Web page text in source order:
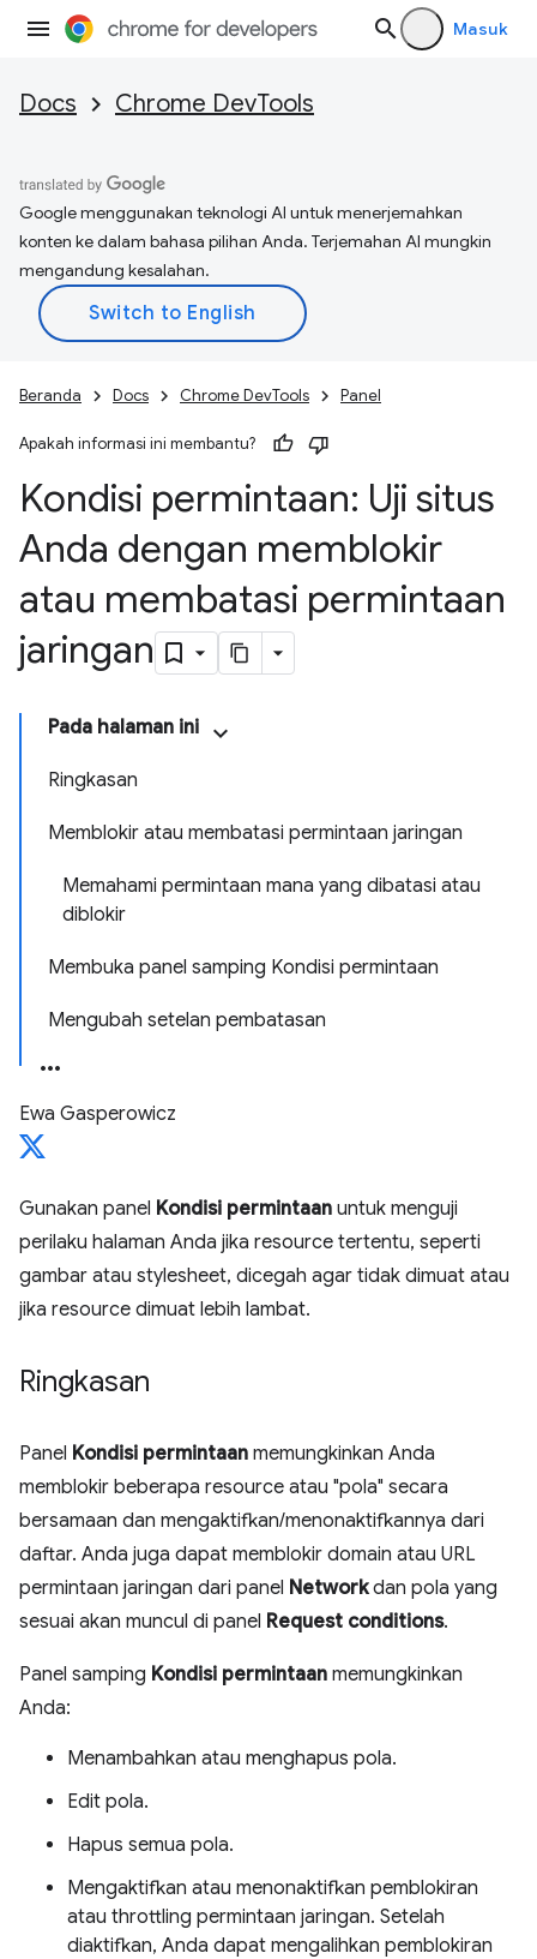
Masuk
Docs Chrome DevTools
Google menggunakan teknologi AI untuk menerjemahkan
konten ke dalam bahasa pilihan Anda. Terjemahan AI mungkin
mengandung kesalahan.
Beranda Docs Chrome DevTools Panel
Apakah informasi ini membantu?
Kondisi permintaan: Uji situs
Anda dengan memblokir
atau membatasi permintaan
jaringan
Pada halaman ini
Ringkasan
Memblokir atau membatasi permintaan jaringan
Memahami permintaan mana yang dibatasi atau
diblokir
Membuka panel samping Kondisi permintaan
Mengubah setelan pembatasan
Ewa Gasperowicz
Gunakan panel Kondisi permintaan untuk menguji
perilaku halaman Anda jika resource tertentu, seperti
gambar atau stylesheet, dicegah agar tidak dimuat atau
jika resource dimuat lebih lambat.
Ringkasan
Panel Kondisi permintaan memungkinkan Anda
memblokir beberapa resource atau "pola" secara
bersamaan dan mengaktifkan/menonaktifkannya dari
daftar. Anda juga dapat memblokir domain atau URL
permintaan jaringan dari panel Networkdan pola yang
sesuai akan muncul di panel Request conditions.
Panel samping Kondisi permintaan memungkinkan
Anda:
Menambahkan atau menghapus pola.
Edit pola.
Hapus semua pola.
Mengaktifkan atau menonaktifkan pemblokiran
atau throttling permintaan jaringan. Setelah
diaktifkan, Anda dapat mengalihkan pemblokiran